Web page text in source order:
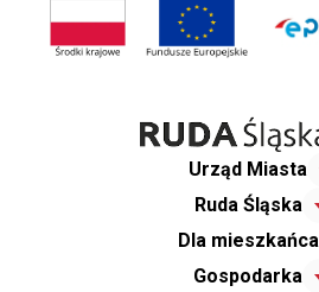
Urząd Miasta
Ruda Śląska
Dla mieszkańca
Gospodarka